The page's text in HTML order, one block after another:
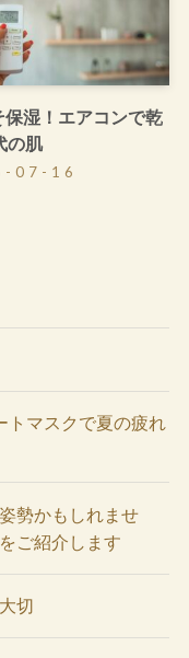
保湿！エアコンで乾
の肌
07-16
トマスクで夏の疲れ
勢かもしれませ
ご紹介します
切